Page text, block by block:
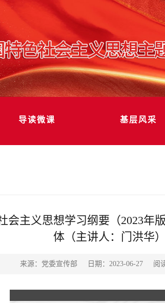
导读微课 基层风采
会主义思想学习纲要（2023
体（主讲人：门洪华）
来源：党委宣传部 日期：2023-06-27 阅